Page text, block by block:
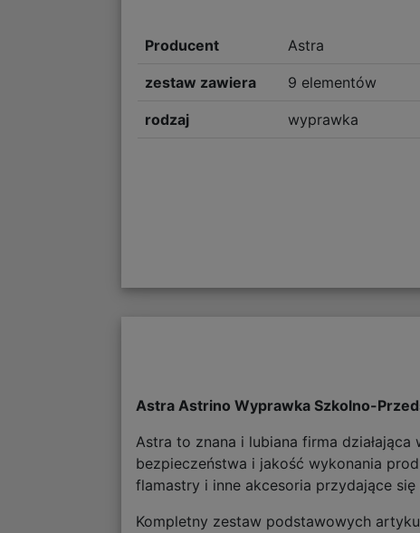
Producent Astra
zestaw zawiera 9 elementów
rodzaj wyprawka
Astra Astrino Wyprawka Szkolno-
Astra to znana i lubiana firma
bezpieczeństwa i jakość wykonania
flamastry i inne akcesoria przydające
Kompletny zestaw podstawowych